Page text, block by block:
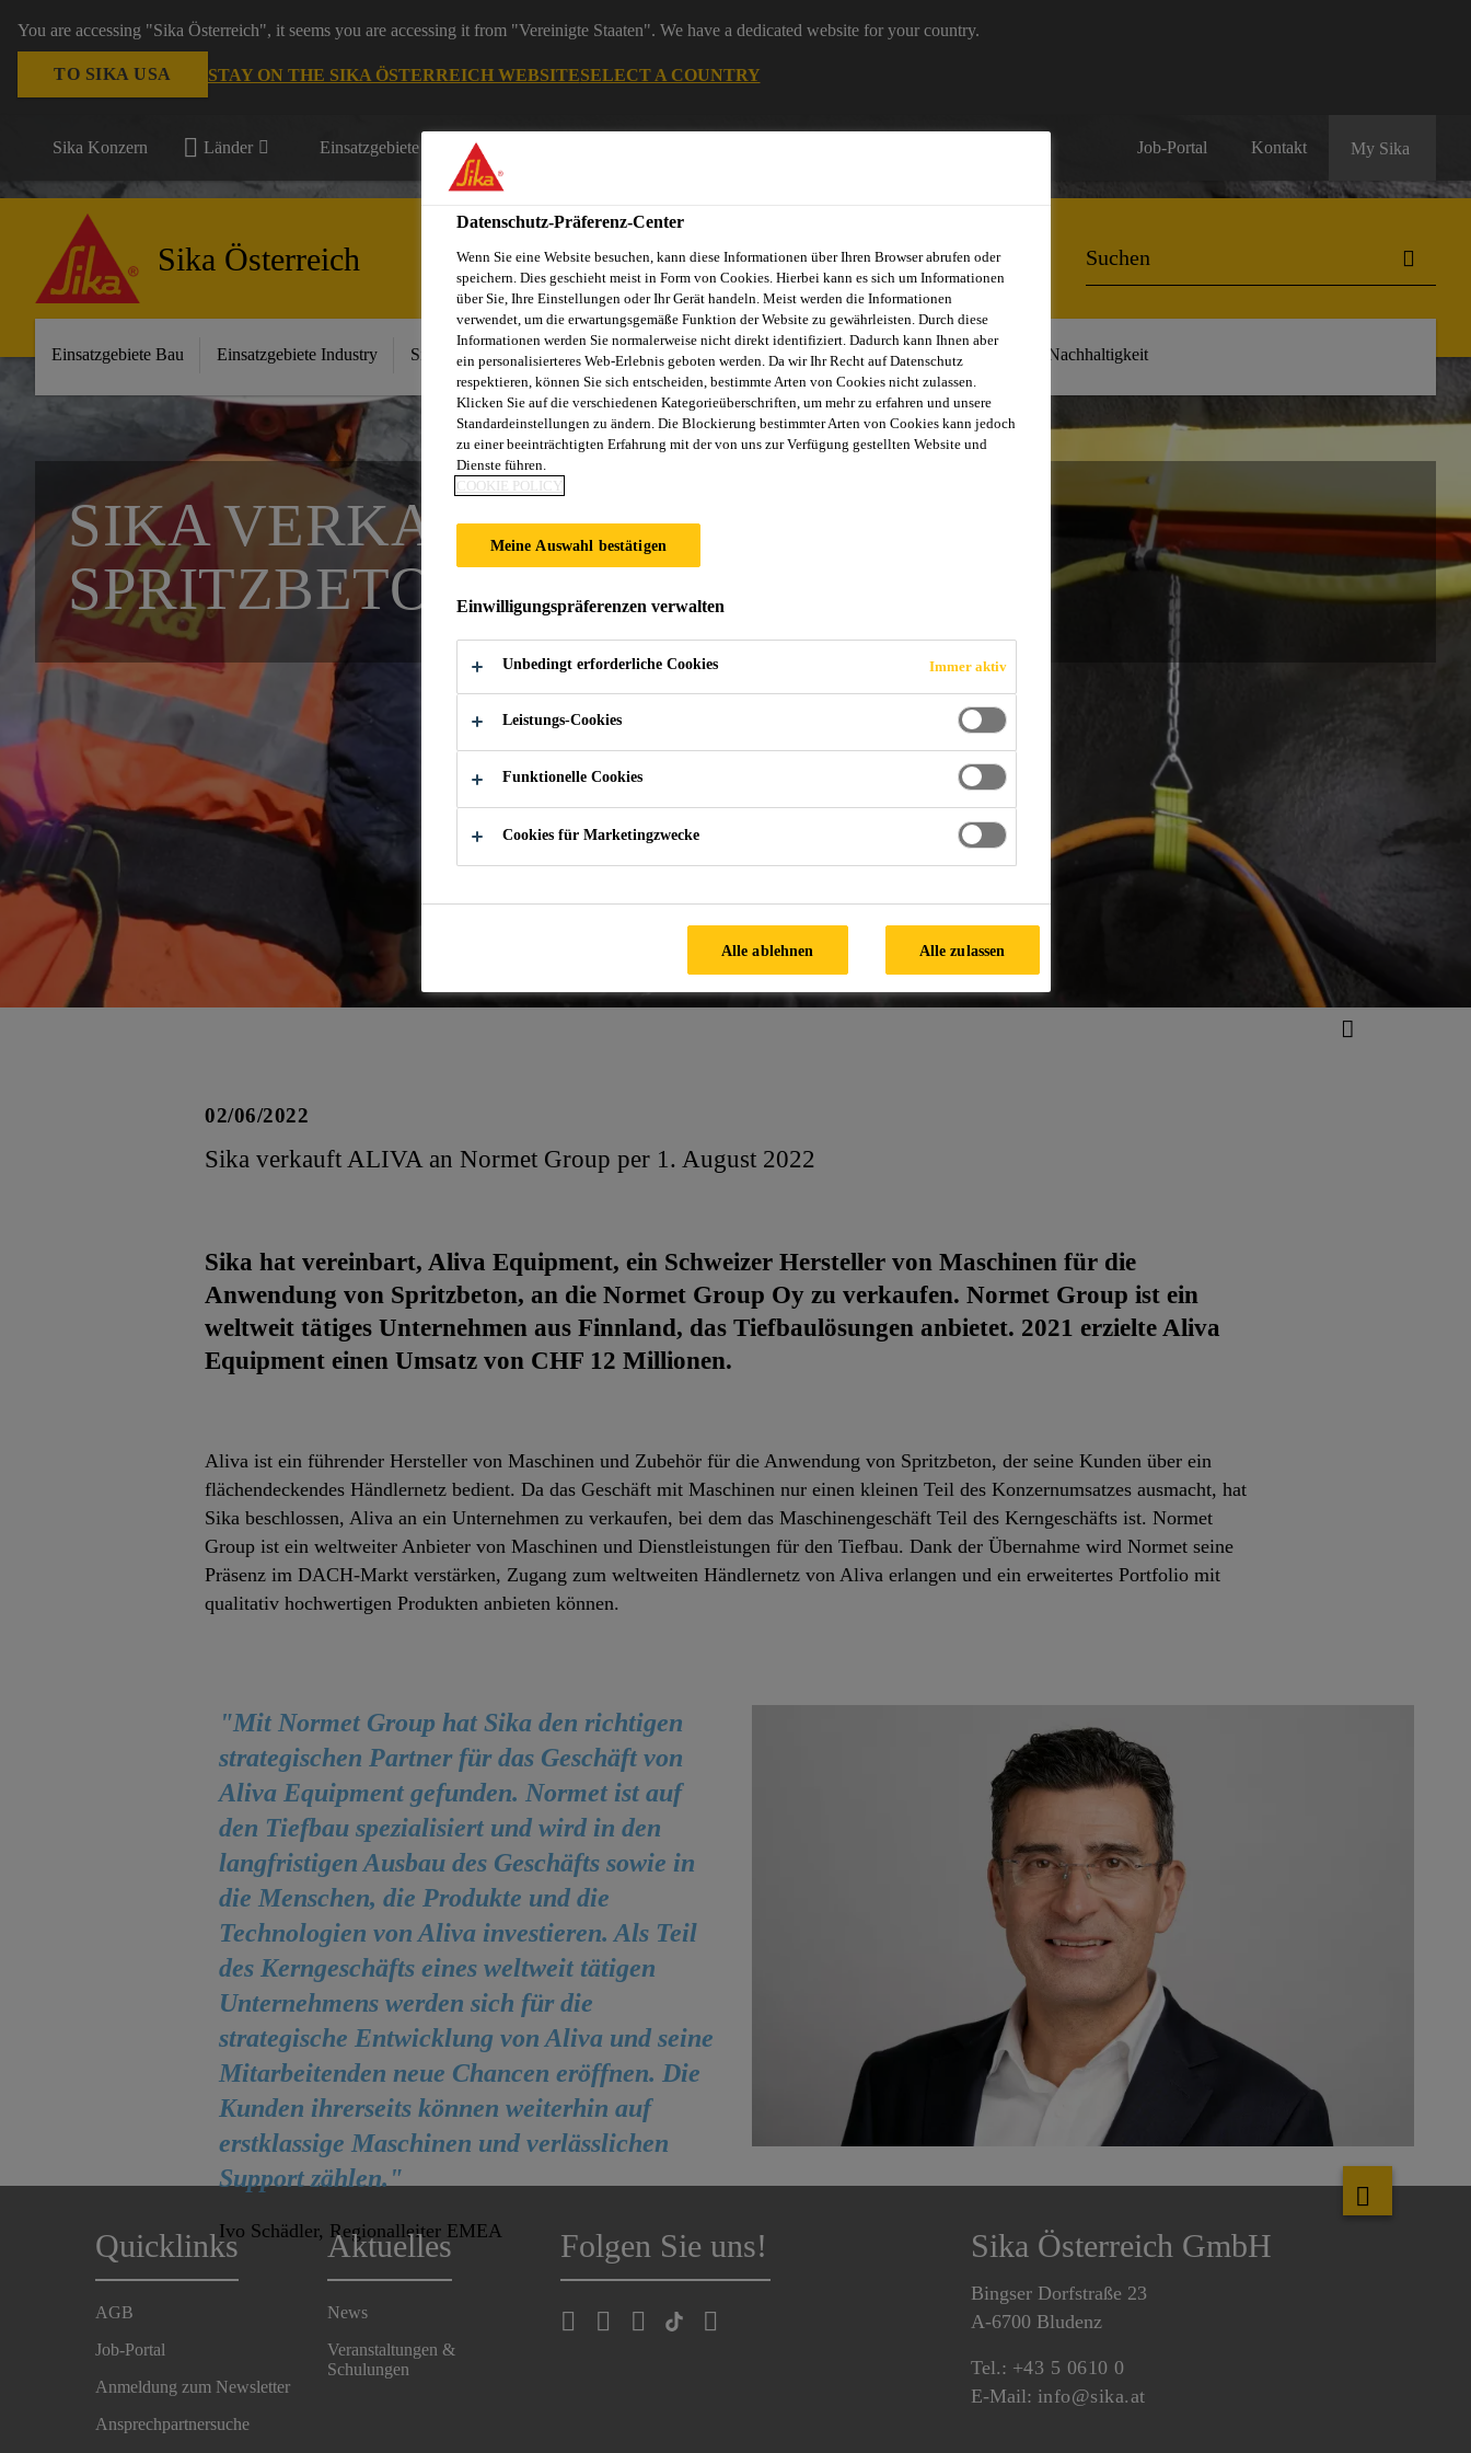
You are accessing "Sika Österreich", it seems you are accessing it from "Vereinigte Staaten". We have a dedicated website for your country.
TO SIKA USA STAY ON THE SIKA ÖSTERREICH WEBSITESELECT A COUNTRY
Sika Konzern Länder Einsatzgebiete Job-Portal Kontakt My Sika
Sika Österreich
Einsatzgebiete Bau Einsatzgebiete Industry Sika im Handel Starke Marken Services & Downloads News Über uns Nachhaltigkeit
SIKA VERKAUFT GESCHÄFT MIT
SPRITZBETONMASCHINEN
02/06/2022
Sika verkauft ALIVA an Normet Group per 1. August 2022
Sika hat vereinbart, Aliva Equipment, ein Schweizer Hersteller von Maschinen für die
Anwendung von Spritzbeton, an die Normet Group Oy zu verkaufen. Normet Group ist ein
weltweit tätiges Unternehmen aus Finnland, das Tiefbaulösungen anbietet. 2021 erzielte Aliva
Equipment einen Umsatz von CHF 12 Millionen.
Aliva ist ein führender Hersteller von Maschinen und Zubehör für die Anwendung von Spritzbeton, der seine Kunden über ein
flächendeckendes Händlernetz bedient. Da das Geschäft mit Maschinen nur einen kleinen Teil des Konzernumsatzes ausmacht, hat
Sika beschlossen, Aliva an ein Unternehmen zu verkaufen, bei dem das Maschinengeschäft Teil des Kerngeschäfts ist. Normet
Group ist ein weltweiter Anbieter von Maschinen und Dienstleistungen für den Tiefbau. Dank der Übernahme wird Normet seine
Präsenz im DACH-Markt verstärken, Zugang zum weltweiten Händlernetz von Aliva erlangen und ein erweitertes Portfolio mit
qualitativ hochwertigen Produkten anbieten können.
"Mit Normet Group hat Sika den richtigen
strategischen Partner für das Geschäft von
Aliva Equipment gefunden. Normet ist auf
den Tiefbau spezialisiert und wird in den
langfristigen Ausbau des Geschäfts sowie in
die Menschen, die Produkte und die
Technologien von Aliva investieren. Als Teil
des Kerngeschäfts eines weltweit tätigen
Unternehmens werden sich für die
strategische Entwicklung von Aliva und seine
Mitarbeitenden neue Chancen eröffnen. Die
Kunden ihrerseits können weiterhin auf
erstklassige Maschinen und verlässlichen
Support zählen."
Ivo Schädler, Regionalleiter EMEA
Quicklinks
AGB
Job-Portal
Anmeldung zum Newsletter
Ansprechpartnersuche
Aktuelles
News
Veranstaltungen &
Schulungen
Folgen Sie uns! Sika Österreich GmbH
Bingser Dorfstraße 23
A-6700 Bludenz
Tel.: +43 5 0610 0
E-Mail: info@sika.at
Datenschutz-Präferenz-Center
Wenn Sie eine Website besuchen, kann diese Informationen über Ihren Browser abrufen oder
speichern. Dies geschieht meist in Form von Cookies. Hierbei kann es sich um Informationen
über Sie, Ihre Einstellungen oder Ihr Gerät handeln. Meist werden die Informationen
verwendet, um die erwartungsgemäße Funktion der Website zu gewährleisten. Durch diese
Informationen werden Sie normalerweise nicht direkt identifiziert. Dadurch kann Ihnen aber
ein personalisierteres Web-Erlebnis geboten werden. Da wir Ihr Recht auf Datenschutz
respektieren, können Sie sich entscheiden, bestimmte Arten von Cookies nicht zulassen.
Klicken Sie auf die verschiedenen Kategorieüberschriften, um mehr zu erfahren und unsere
Standardeinstellungen zu ändern. Die Blockierung bestimmter Arten von Cookies kann jedoch
zu einer beeinträchtigten Erfahrung mit der von uns zur Verfügung gestellten Website und
Dienste führen.
COOKIE POLICY
Meine Auswahl bestätigen
Einwilligungspräferenzen verwalten
Unbedingt erforderliche Cookies Immer aktiv
Leistungs-Cookies
Funktionelle Cookies
Cookies für Marketingzwecke
Alle ablehnen Alle zulassen